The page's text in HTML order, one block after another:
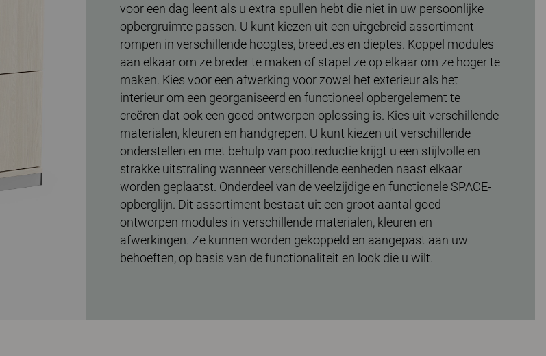
voor een dag leent als u extra spullen hebt die niet in uw persoonlijke
opbergruimte passen. U kunt kiezen uit een uitgebreid assortiment
rompen in verschillende hoogtes, breedtes en dieptes. Koppel modules
aan elkaar om ze breder te maken of stapel ze op elkaar om ze hoger te
maken. Kies voor een afwerking voor zowel het exterieur als het
interieur om een georganiseerd en functioneel opbergelement te
creëren dat ook een goed ontworpen oplossing is. Kies uit verschillende
materialen, kleuren en handgrepen. U kunt kiezen uit verschillende
onderstellen en met behulp van pootreductie krijgt u een stijlvolle en
strakke uitstraling wanneer verschillende eenheden naast elkaar
worden geplaatst. Onderdeel van de veelzijdige en functionele SPACE-
opberglijn. Dit assortiment bestaat uit een groot aantal goed
ontworpen modules in verschillende materialen, kleuren en
afwerkingen. Ze kunnen worden gekoppeld en aangepast aan uw
behoeften, op basis van de functionaliteit en look die u wilt.